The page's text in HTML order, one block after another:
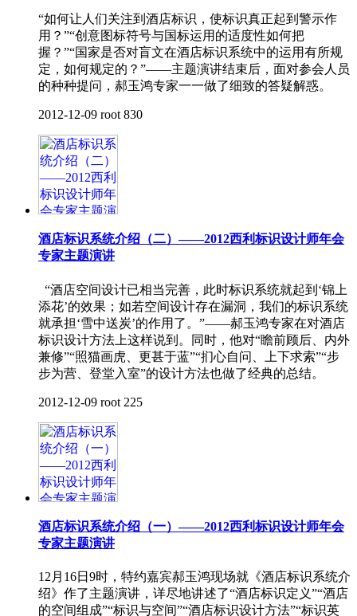
“如何让人们关注到酒店标识，使标识真正起到警示作
用？”“创意图标符号与国标运用的适度性如何把
握？”“国家是否对盲文在酒店标识系统中的运用有所规
定，如何规定的？”——主题演讲结束后，面对参会人员
的种种提问，郝玉鸿专家一一做了细致的答疑解惑。
2012-12-09 root 830
酒店标识系统介绍（二）——2012西利标识设计师年会
专家主题演讲
“酒店空间设计已相当完善，此时标识系统就起到‘锦上
添花’的效果；如若空间设计存在漏洞，我们的标识系统
就承担‘雪中送炭’的作用了。”——郝玉鸿专家在对酒店
标识设计方法上这样说到。同时，他对“瞻前顾后、内外
兼修”“照猫画虎、更甚于蓝”“扪心自问、上下求索”“步
步为营、登堂入室”的设计方法也做了经典的总结。
2012-12-09 root 225
酒店标识系统介绍（一）——2012西利标识设计师年会
专家主题演讲
12月16日9时，特约嘉宾郝玉鸿现场就《酒店标识系统介
绍》作了主题演讲，详尽地讲述了“酒店标识定义”“酒店
的空间组成”“标识与空间”“酒店标识设计方法”“标识英